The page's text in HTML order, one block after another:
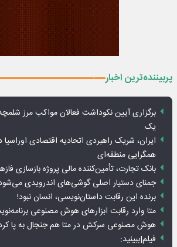
پربیننده‌ترین اخبار
برگزاری آیین نکوداشت فعالان مواکب مرز
یک
ایران، شریک راهبردی اتحادیه اقتصادی
همگرایی منطقه‌ای
بانک تجارت، تأمین‌کننده مالی پروژه بازسازی فازهای ۴ و ۵ پارس
جمنای دستیار اصلی گوشی‌های اندرویدی
برنده این رقابت داستان‌نویسی، انسان نبود!
متا وارد رقابت ابزارهای هوش مصنوعی
هوش مصنوعی سرکش در متا هم جنجال به پا
فیلم|ببینید: